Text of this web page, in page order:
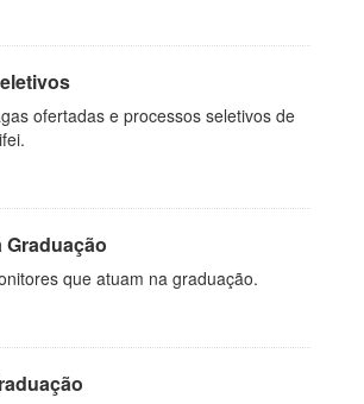
ofertadas e processos seletivos de
Graduação
que atuam na graduação.